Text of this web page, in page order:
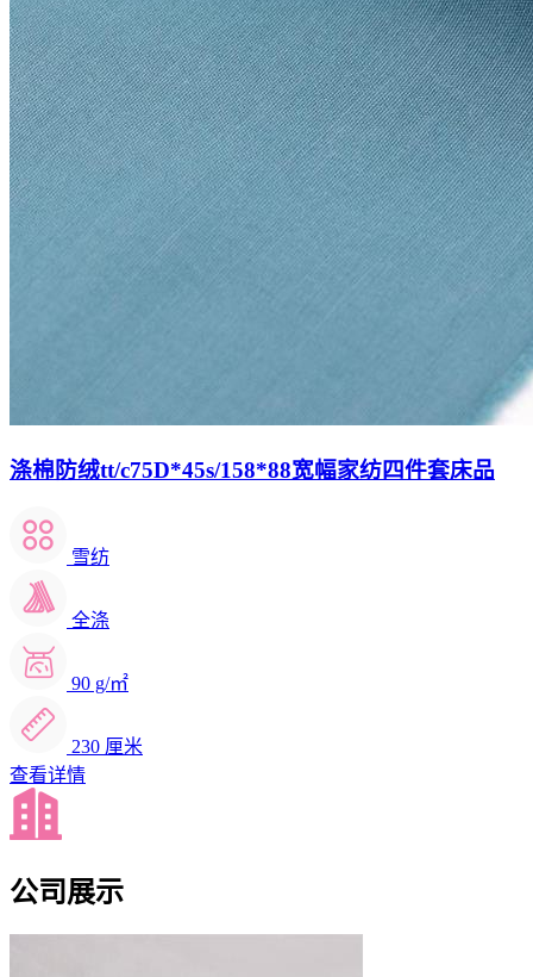
涤棉防绒tt/c75D*45s/158*88宽幅家纺四件套床品
雪纺
全涤
90 g/㎡
230 厘米
查看详情
公司展示